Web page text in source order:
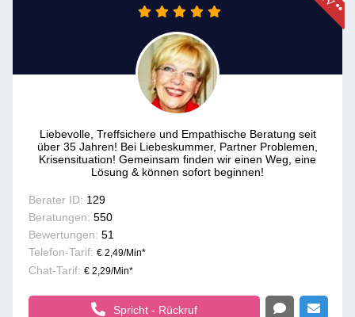
Liebevolle, Treffsichere und Empathische Beratung seit
über 35 Jahren! Bei Liebeskummer, Partner Problemen,
Krisensituation! Gemeinsam finden wir einen Weg, eine
Lösung & können sofort beginnen!
Berater ID: 129
Beratungen: 550
Bewertungen: 51
Telefon-Tarif: € 2,49/Min*
Chat-Tarif: € 2,29/Min*
Spricht - Rückruf